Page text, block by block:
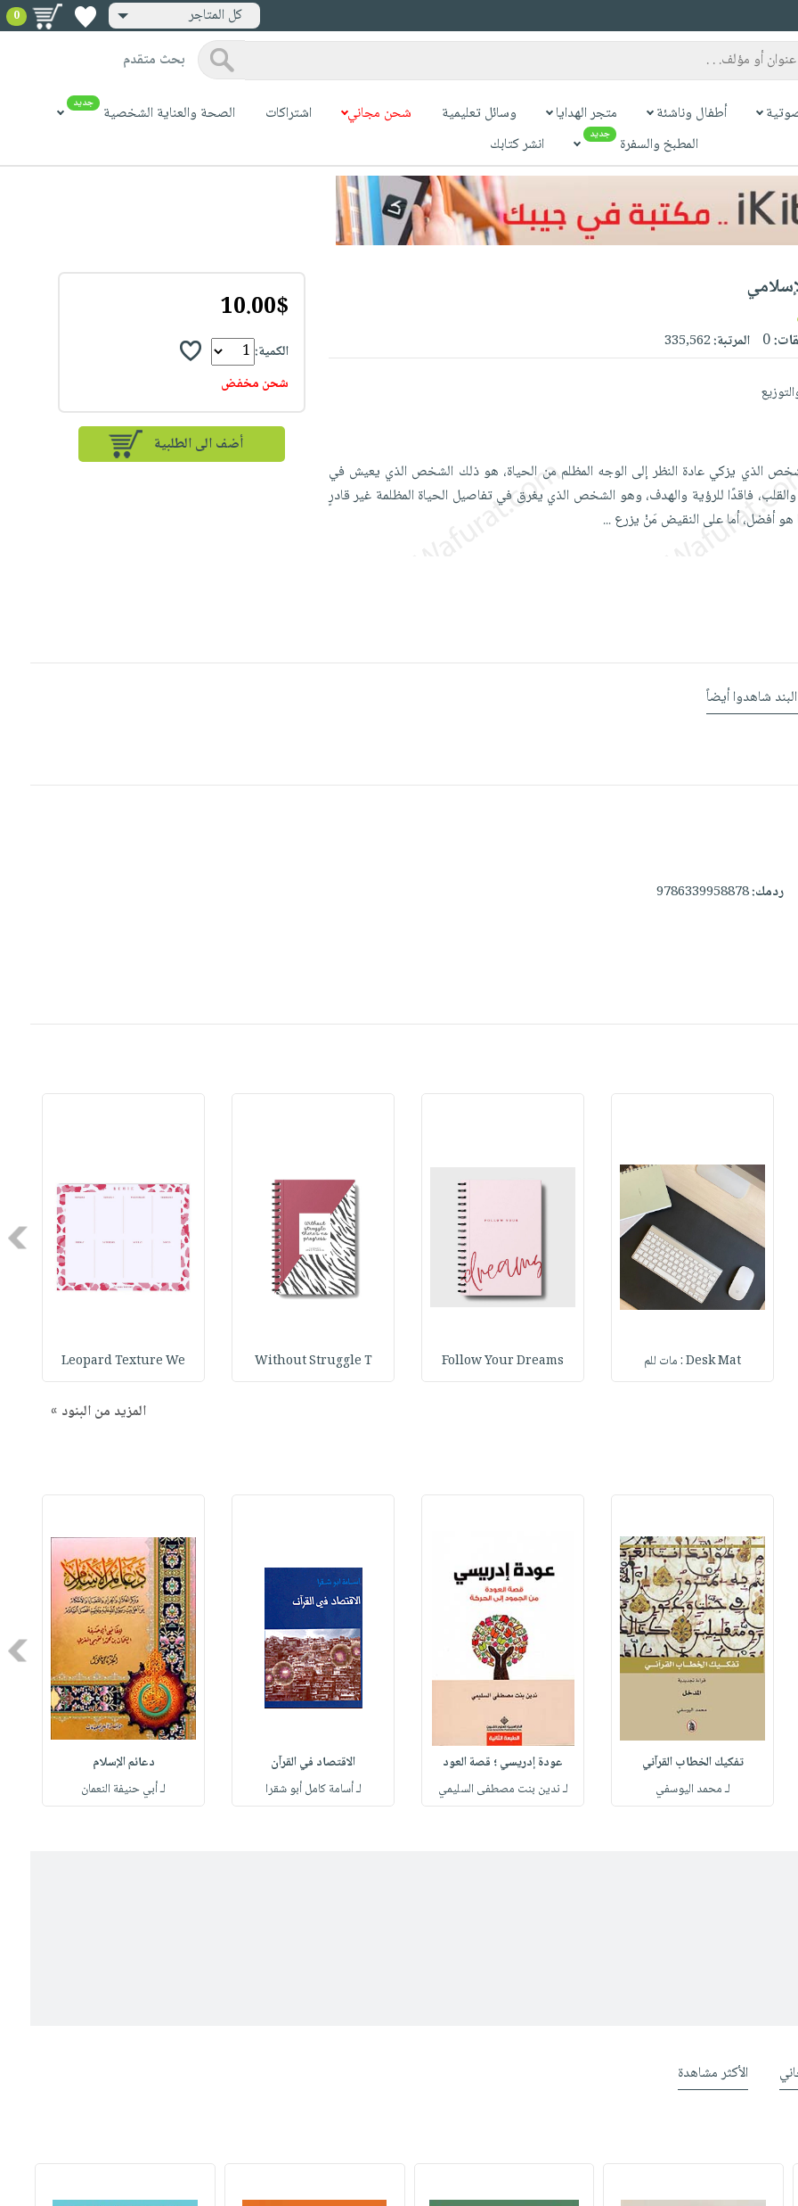
كل المتاجر 0
بحث متقدم
أطفال وناشئة متجر الهدايا وسائل تعليمية شحن مجاني اشتراكات الصحة والعناية الشخصية جديد
المطبخ والسفرة جديد انشر كتابك
0 المرتبة:335,562
الذي يزكي عادة النظر إلى الوجه المظلم من الحياة، هو ذلك الشخص الذي يعيش في
فاقدًا للرؤية والهدف، وهو الشخص الذي يغرق في تفاصيل الحياة المظلمة غير قادرٍ
هو أفضل، أما على النقيض مَنْ يزرع...
10.00$
الكمية:
شحن مخفض
أضف الى الطلبية
شاهدوا أيضاً
ردمك:9786339958878
Desk Mat : مات للم Follow Your Dreams
Without Struggle T
Leopard Texture We
المزيد من البنود »
تفكيك الخطاب القرآني
لـ محمد اليوسفي
عودة إدريسي ؛ قصة العود
لـ ندين بنت مصطفى السليمي
الاقتصاد في القرآن
لـ أسامة كامل أبو شقرا
دعائم الإسلام
لـ أبي حنيفة النعمان
الأكثر مشاهدة